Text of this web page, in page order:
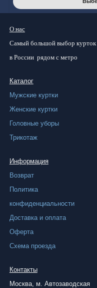
О нас
Самый большой выбор курток
в России рядом с метро
Каталог
Мужские куртки
Женские куртки
Головные уборы
Трикотаж
Информация
Возврат
Политика
конфиденциальности
Доставка и оплата
Оферта
Схема проезда
Контакты
Москва, м. Автозаводская